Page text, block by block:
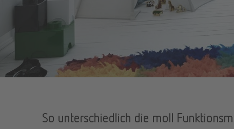
So unterschiedlich die moll